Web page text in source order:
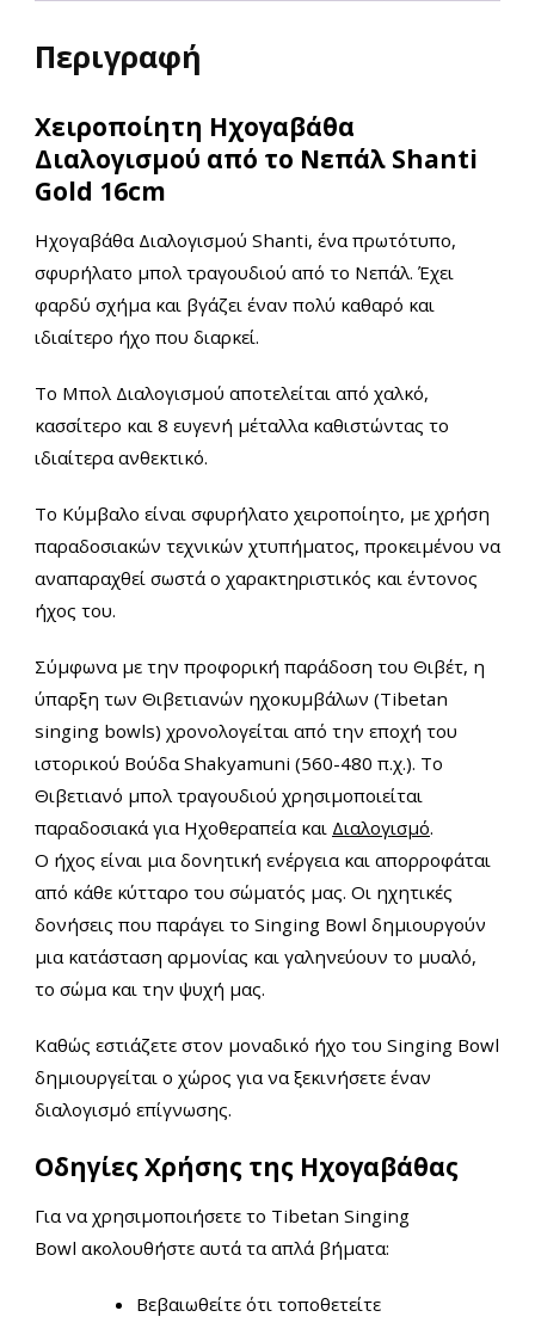
Περιγραφή
Χειροποίητη Ηχογαβάθα
Διαλογισμού από το Νεπάλ Shanti
Gold 16cm
Ηχογαβάθα Διαλογισμού Shanti, ένα πρωτότυπο,
σφυρήλατο μπολ τραγουδιού από το Νεπάλ. Έχει
φαρδύ σχήμα και βγάζει έναν πολύ καθαρό και
ιδιαίτερο ήχο που διαρκεί.
Το Μπολ Διαλογισμού αποτελείται από χαλκό,
κασσίτερο και 8 ευγενή μέταλλα καθιστώντας το
ιδιαίτερα ανθεκτικό.
Το Κύμβαλο είναι σφυρήλατο χειροποίητο, με χρήση
παραδοσιακών τεχνικών χτυπήματος, προκειμένου να
αναπαραχθεί σωστά ο χαρακτηριστικός και έντονος
ήχος του.
Σύμφωνα με την προφορική παράδοση του Θιβέτ, η
ύπαρξη των Θιβετιανών ηχοκυμβάλων (Tibetan
singing bowls) χρονολογείται από την εποχή του
ιστορικού Βούδα Shakyamuni (560-480 π.χ.). Το
Θιβετιανό μπολ τραγουδιού χρησιμοποιείται
παραδοσιακά για Ηχοθεραπεία και Διαλογισμό.
Ο ήχος είναι μια δονητική ενέργεια και απορροφάται
από κάθε κύτταρο του σώματός μας. Οι ηχητικές
δονήσεις που παράγει το Singing Bowl δημιουργούν
μια κατάσταση αρμονίας και γαληνεύουν το μυαλό,
το σώμα και την ψυχή μας.
Καθώς εστιάζετε στον μοναδικό ήχο του Singing Bowl
δημιουργείται ο χώρος για να ξεκινήσετε έναν
διαλογισμό επίγνωσης.
Οδηγίες Χρήσης της Ηχογαβάθας
Για να χρησιμοποιήσετε το Tibetan Singing
Bowl ακολουθήστε αυτά τα απλά βήματα:
Βεβαιωθείτε ότι τοποθετείτε